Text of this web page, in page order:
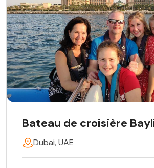
Bateau de croisière
Dubai, UAE